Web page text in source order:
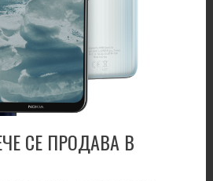
СЕ ПРОДАВА В